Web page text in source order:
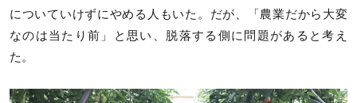
についていけずにやめる人もいた。だが、「農業だから大変
なのは当たり前」と思い、脱落する側に問題があると考え
た。